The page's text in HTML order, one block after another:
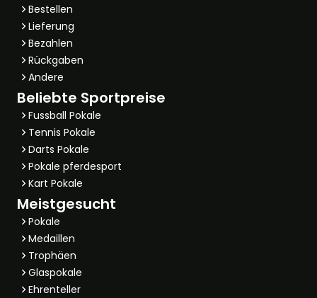
Bestellen
Lieferung
Bezahlen
Rückgaben
Andere
Beliebte Sportpreise
Fussball Pokale
Tennis Pokale
Darts Pokale
Pokale pferdesport
Kart Pokale
Meistgesucht
Pokale
Medaillen
Trophäen
Glaspokale
Ehrenteller